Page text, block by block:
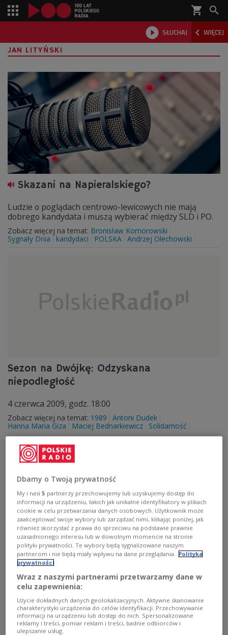
shopping_cart 
 SŁUCHAJ  WIĘCEJ

JAN LITYŃSKI
Skazani na Napieralskiego?
Ludzie o poglądach centrowo-lewicowych nie mają
dobrego kandydata i muszą wybierać między SLD i PO.
Zobacz więcej na temat: Bronisław Komorowski
Sygnały Dnia
kandydaci POLSKA Andrzej Olechowski
Sezon na Dwójkę: Odzyskana
niepodległość
4 czerwca 2009, godz. 18:00
Zobacz więcej na temat: 1989
Antoni Dudek
Hanna Maria Giza
Maciej Bednarkiewicz Solidarność
Jan Lityński
Jan Lityński z Partii Demokratycznej uważa, że Marzec
68 roku był przeżyciem pokoleniowym, niezwykle
ważnym dla opozycji lat 70. i twórców KOR-u.
Zobacz więcej na temat: POLSKA historia Polski
Solidarność
Adam Michnik
Dbamy o Twoją prywatność
My i nasi5 partnerzy przechowujemy lub uzyskujemy dostęp do
informacji na urządzeniu, takich jak unikalne identyfikatory w plikach
cookie w celu przetwarzania danych osobowych. Użytkownik może
zaakceptować swoje wybory lub zarządzać nimi, klikając poniżej, jak
również skorzystać z prawa do sprzeciwu na podstawie prawnie
uzasadnionego interesu lub w dowolnym momencie na stronie
polityki prywatności. Te wybory będą sygnalizowane naszym
partnerom i nie będą miały wpływu na dane przeglądania.
Polityka
prywatności
Wraz z naszymi partnerami przetwarzamy dane w
celu zapewnienia:
Użycie dokładnych danych geolokalizacyjnych. Aktywne skanowanie
charakterystyki urządzenia do celów identyfikacji. Przechowywanie
informacji na urządzeniu lub dostęp do nich. Spersonalizowane
reklamy i treści, pomiar reklam i treści, badnie odbiorców i
ulepszanie usług.